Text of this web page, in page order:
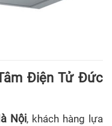
Điện Tử Đức
Nội, khách hàng lựa